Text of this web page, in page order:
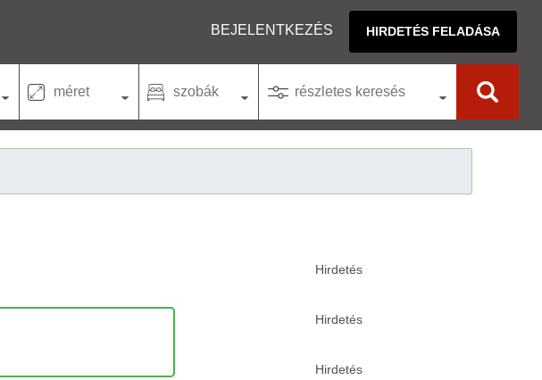
BEJELENTKEZÉS HIRDETÉS FELADÁSA
méret szobák részletes keresés